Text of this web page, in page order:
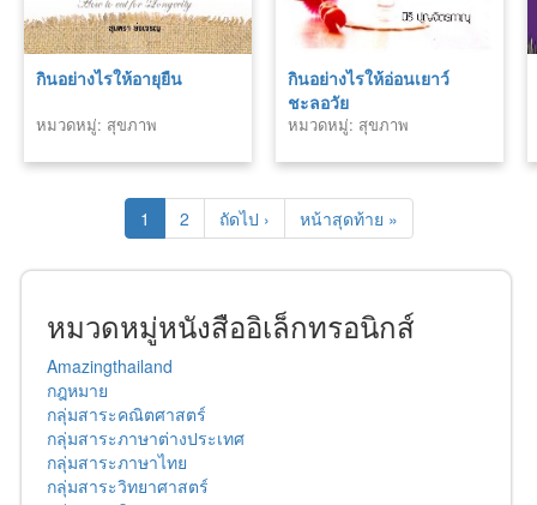
กินอย่างไรให้อายุยืน
หมวดหมู่: สุขภาพ
กินอย่างไรให้อ่อนเยาว์
ชะลอวัย
หมวดหมู่: สุขภาพ
1 2 ถัดไป › หน้าสุดท้าย »
หมวดหมู่หนังสืออิเล็กทรอนิกส์
Amazingthailand
กฎหมาย
กลุ่มสาระคณิตศาสตร์
กลุ่มสาระภาษาต่างประเทศ
กลุ่มสาระภาษาไทย
กลุ่มสาระวิทยาศาสตร์